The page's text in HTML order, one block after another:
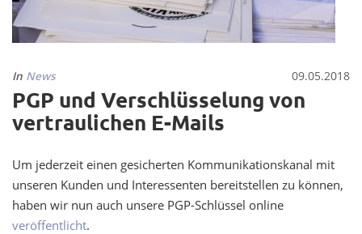
09.05.2018
In News
PGP und Verschlüsselung von
vertraulichen E-Mails
Um jederzeit einen gesicherten Kommunikationskanal mit
unseren Kunden und Interessenten bereitstellen zu können,
haben wir nun auch unsere PGP-Schlüssel online
veröffentlicht.